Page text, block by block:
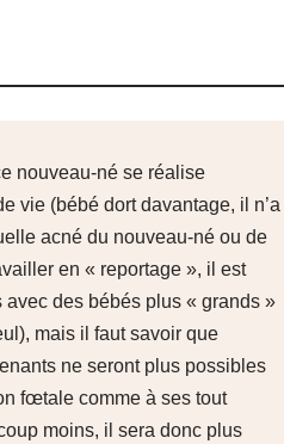
nouveau-né se réalise
vie (bébé dort davantage, il n’a
acné du nouveau-né ou de
en « reportage », il est
des bébés plus « grands »
mais il faut savoir que
ne seront plus possibles
fœtale comme à ses tout
moins, il sera donc plus